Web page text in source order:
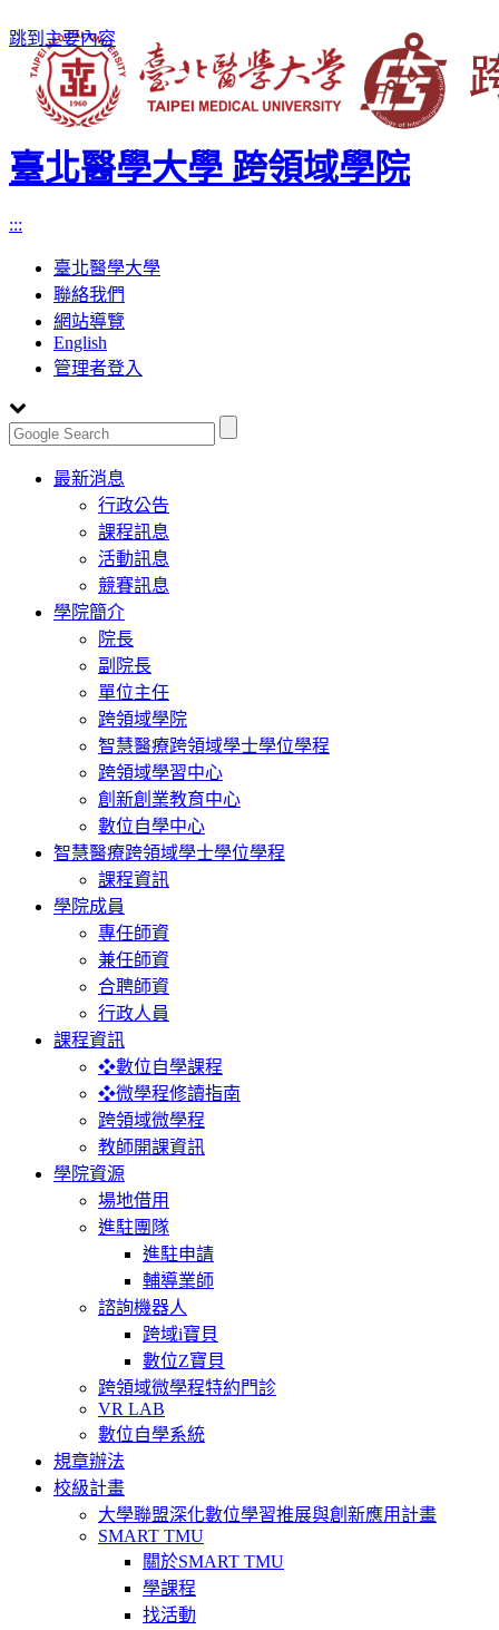
跳到主要內容
臺北醫學大學 跨領域學院
:::
臺北醫學大學
聯絡我們
網站導覽
English
管理者登入
Toggle
navigation
最新消息
行政公告
課程訊息
活動訊息
競賽訊息
學院簡介
院長
副院長
單位主任
跨領域學院
智慧醫療跨領域學士學位學程
跨領域學習中心
創新創業教育中心
數位自學中心
智慧醫療跨領域學士學位學程
課程資訊
學院成員
專任師資
兼任師資
合聘師資
行政人員
課程資訊
❖數位自學課程
❖微學程修讀指南
跨領域微學程
教師開課資訊
學院資源
場地借用
進駐團隊
進駐申請
輔導業師
諮詢機器人
跨域i寶貝
數位Z寶貝
跨領域微學程特約門診
VR LAB
數位自學系統
規章辦法
校級計畫
大學聯盟深化數位學習推展與創新應用計畫
SMART TMU
關於SMART TMU
學課程
找活動